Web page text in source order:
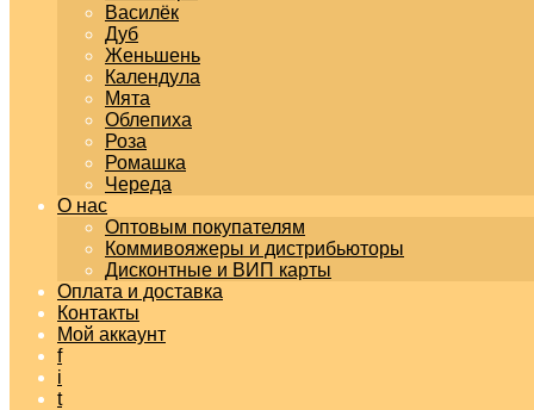
Василёк
Дуб
Женьшень
Календула
Мята
Облепиха
Роза
Ромашка
Череда
О нас
Оптовым покупателям
Коммивояжеры и дистрибьюторы
Дисконтные и ВИП карты
Оплата и доставка
Контакты
Мой аккаунт
f
i
t